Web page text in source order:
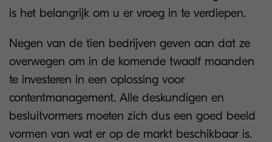
is het belangrijk om u er vroeg in te verdiepen.
Negen van de tien bedrijven geven aan dat ze
overwegen om in de komende twaalf maanden
te investeren in een oplossing voor
contentmanagement. Alle deskundigen en
besluitvormers moeten zich dus een goed beeld
vormen van wat er op de markt beschikbaar is.